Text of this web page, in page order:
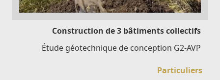
Construction de 3 bâtiments collectifs
Étude géotechnique de conception G2-AVP
Particuliers